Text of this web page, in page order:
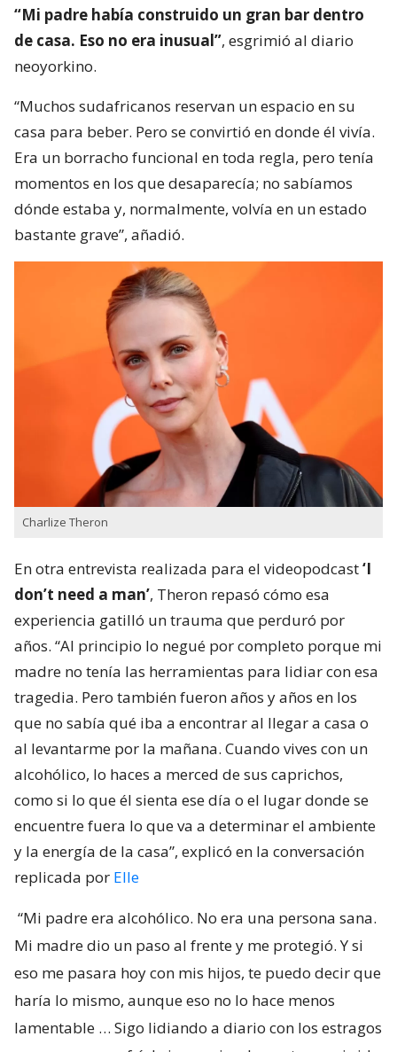
“Mi padre había construido un gran bar dentro
de casa. Eso no era inusual”, esgrimió al diario
neoyorkino.
“Muchos sudafricanos reservan un espacio en su
casa para beber. Pero se convirtió en donde él vivía.
Era un borracho funcional en toda regla, pero tenía
momentos en los que desaparecía; no sabíamos
dónde estaba y, normalmente, volvía en un estado
bastante grave”, añadió.
Charlize Theron
En otra entrevista realizada para el videopodcast‘I
don’t need a man’, Theron repasó cómo esa
experiencia gatilló un trauma que perduró por
años. “Al principio lo negué por completo porque mi
madre no tenía las herramientas para lidiar con esa
tragedia. Pero también fueron años y años en los
que no sabía qué iba a encontrar al llegar a casa o
al levantarme por la mañana. Cuando vives con un
alcohólico, lo haces a merced de sus caprichos,
como si lo que él sienta ese día o el lugar donde se
encuentre fuera lo que va a determinar el ambiente
y la energía de la casa”, explicó en la conversación
replicada por Elle
“Mi padre era alcohólico. No era una persona sana.
Mi madre dio un paso al frente y me protegió. Y si
eso me pasara hoy con mis hijos, te puedo decir que
haría lo mismo, aunque eso no lo hace menos
lamentable … Sigo lidiando a diario con los estragos